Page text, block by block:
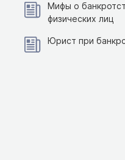
Мифы о
физических лиц
Юрист при